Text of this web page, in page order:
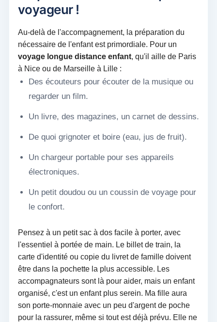
voyageur !
Au-delà de l'accompagnement, la préparation du
nécessaire de l'enfant est primordiale. Pour un
voyage longue distance enfant, qu'il aille de Paris
à Nice ou de Marseille à Lille :
Des écouteurs pour écouter de la musique ou
regarder un film.
Un livre, des magazines, un carnet de dessins.
De quoi grignoter et boire (eau, jus de fruit).
Un chargeur portable pour ses appareils
électroniques.
Un petit doudou ou un coussin de voyage pour
le confort.
Pensez à un petit sac à dos facile à porter, avec
l'essentiel à portée de main. Le billet de train, la
carte d'identité ou copie du livret de famille doivent
être dans la pochette la plus accessible. Les
accompagnateurs sont là pour aider, mais un enfant
organisé, c'est un enfant plus serein. Ma fille aura
son porte-monnaie avec un peu d'argent de poche
pour la rassurer, même si tout est déjà prévu. Elle ne